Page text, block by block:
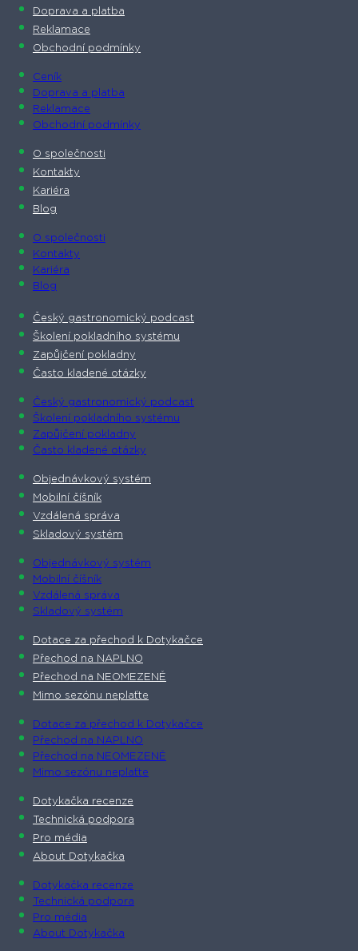
Doprava a platba
Reklamace
Obchodní podmínky
Ceník
Doprava a platba
Reklamace
Obchodní podmínky
O společnosti​
Kontakty
Kariéra
Blog
O společnosti​
Kontakty
Kariéra
Blog
Český gastronomický podcast​
Školení pokladního systému
Zapůjčení pokladny
Často kladené otázky
Český gastronomický podcast​
Školení pokladního systému
Zapůjčení pokladny
Často kladené otázky
Objednávkový systém
Mobilní číšník
Vzdálená správa
Skladový systém
Objednávkový systém
Mobilní číšník
Vzdálená správa
Skladový systém
Dotace za přechod k Dotykačce
Přechod na NAPLNO
Přechod na NEOMEZENĚ
Mimo sezónu neplaťte
Dotace za přechod k Dotykačce
Přechod na NAPLNO
Přechod na NEOMEZENĚ
Mimo sezónu neplaťte
Dotykačka recenze
Technická podpora
Pro média
About Dotykačka
Dotykačka recenze
Technická podpora
Pro média
About Dotykačka